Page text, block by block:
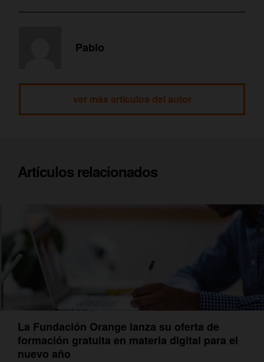
Pablo
ver más artículos del autor
Artículos relacionados
La Fundación Orange lanza su oferta de
formación gratuita en materia digital para el
nuevo año